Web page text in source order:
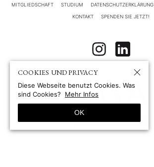
MITGLIEDSCHAFT STUDIUM DATENSCHUTZERKLÄRUNG
KONTAKT SPENDEN SIE JETZT!
COOKIES UND PRIVACY
Diese Webseite benutzt Cookies. Was
sind Cookies?
Mehr Infos
OK